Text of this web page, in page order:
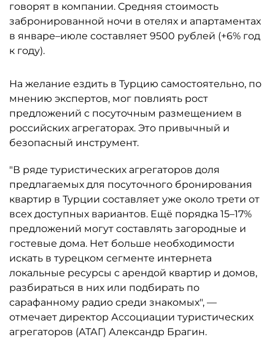
говорят в компании. Средняя стоимость
забронированной ночи в отелях и апартаментах
в январе–июле составляет 9500 рублей (+6% год
к году).
На желание ездить в Турцию самостоятельно, по
мнению экспертов, мог повлиять рост
предложений с посуточным размещением в
российских агрегаторах. Это привычный и
безопасный инструмент.
"В ряде туристических агрегаторов доля
предлагаемых для посуточного бронирования
квартир в Турции составляет уже около трети от
всех доступных вариантов. Ещё порядка 15–17%
предложений могут составлять загородные и
гостевые дома. Нет больше необходимости
искать в турецком сегменте интернета
локальные ресурсы с арендой квартир и домов,
разбираться в них или подбирать по
сарафанному радио среди знакомых", —
отмечает директор Ассоциации туристических
агрегаторов (АТАГ) Александр Брагин.